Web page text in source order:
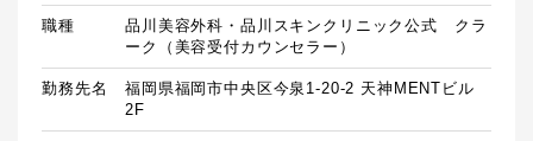
職種
品川美容外科・品川スキンクリニック公式 クラ
ーク（美容受付カウンセラー）
勤務先名
福岡県福岡市中央区今泉1-20-2 天神MENTビル
2F